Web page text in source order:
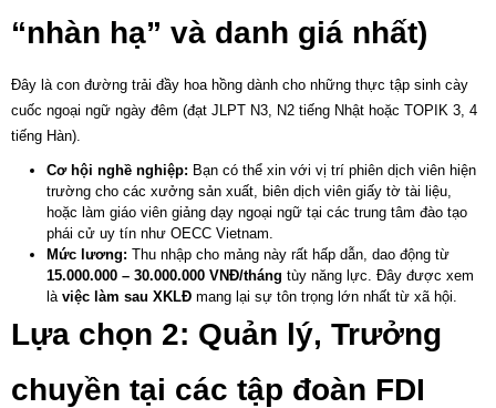
“nhàn hạ” và danh giá nhất)
Đây là con đường trải đầy hoa hồng dành cho những thực tập sinh cày
cuốc ngoại ngữ ngày đêm (đạt JLPT N3, N2 tiếng Nhật hoặc TOPIK 3, 4
tiếng Hàn).
Cơ hội nghề nghiệp: Bạn có thể xin với vị trí phiên dịch viên hiện
trường cho các xưởng sản xuất, biên dịch viên giấy tờ tài liệu,
hoặc làm giáo viên giảng dạy ngoại ngữ tại các trung tâm đào tạo
phái cử uy tín như OECC Vietnam.
Mức lương: Thu nhập cho mảng này rất hấp dẫn, dao động từ
15.000.000 – 30.000.000 VNĐ/tháng tùy năng lực. Đây được xem
là việc làm sau XKLĐ mang lại sự tôn trọng lớn nhất từ xã hội.
Lựa chọn 2: Quản lý, Trưởng
chuyền tại các tập đoàn FDI